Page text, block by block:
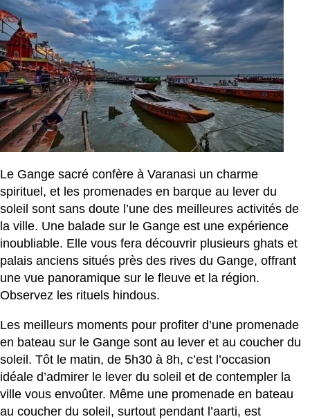
Le Gange sacré confère à Varanasi un charme
spirituel, et les promenades en barque au lever du
soleil sont sans doute l’une des meilleures activités de
la ville. Une balade sur le Gange est une expérience
inoubliable. Elle vous fera découvrir plusieurs ghats et
palais anciens situés près des rives du Gange, offrant
une vue panoramique sur le fleuve et la région.
Observez les rituels hindous.
Les meilleurs moments pour profiter d’une promenade
en bateau sur le Gange sont au lever et au coucher du
soleil. Tôt le matin, de 5h30 à 8h, c’est l’occasion
idéale d’admirer le lever du soleil et de contempler la
ville vous envoûter. Même une promenade en bateau
au coucher du soleil, surtout pendant l’aarti, est